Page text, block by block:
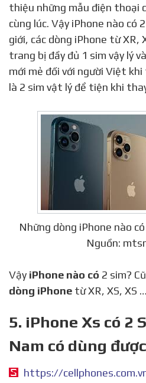
thiệu những mẫu điện thoại
cùng lúc. Vậy iPhone nào có
giới, các dòng iPhone từ XR,
trang bị đầy đủ 1 sim vậy lý
mới mẻ đối với người Việt
là 2 sim vật lý để tiện khi
Những dòng iPhone nào
Nguồn:
Vậy iPhone nào có 2 sim?
dòng iPhone từ XR, XS, XS …
5. iPhone Xs có 2
Nam có dùng